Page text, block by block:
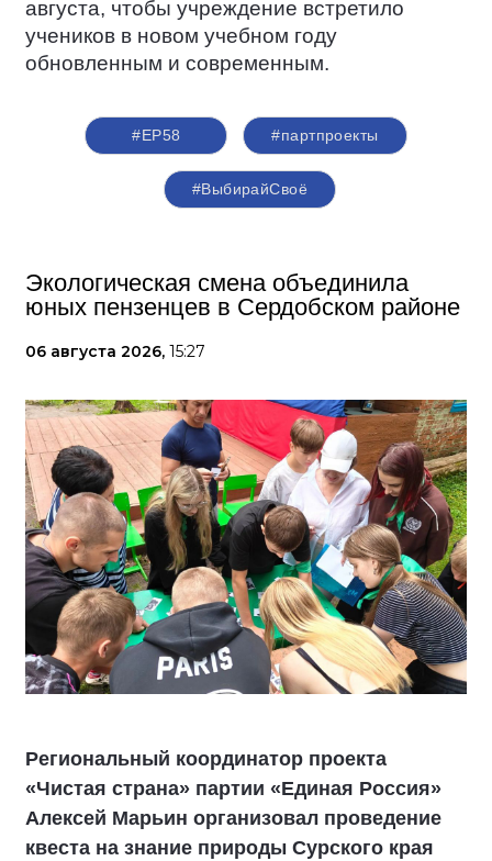
августа, чтобы учреждение встретило
учеников в новом учебном году
обновленным и современным.
#ЕР58 #партпроекты
#ВыбирайСвоё
Экологическая смена объединила
юных пензенцев в Сердобском районе
06 августа 2026, 15:27
Региональный координатор проекта
«Чистая страна» партии «Единая Россия»
Алексей Марьин организовал проведение
квеста на знание природы Сурского края